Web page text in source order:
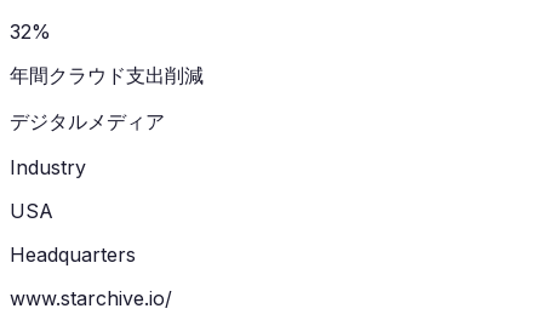
32%
年間クラウド支出削減
デジタルメディア
Industry
USA
Headquarters
www.starchive.io/